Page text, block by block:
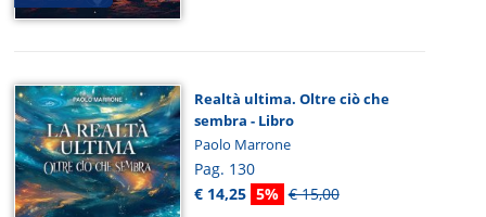
Realtà ultima. Oltre ciò che
sembra - Libro
Paolo Marrone
Pag. 130
€ 14,25 5% € 15,00